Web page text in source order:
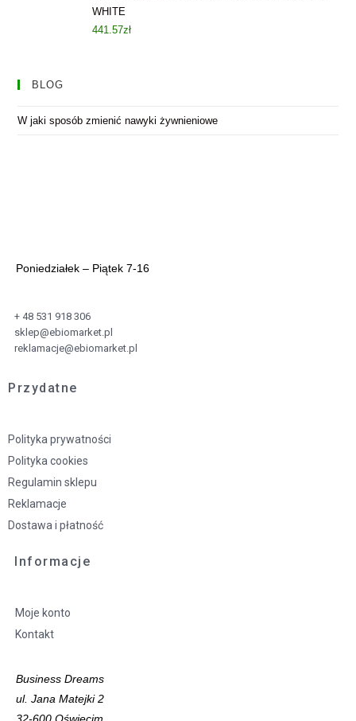
WHITE
441.57zł
BLOG
W jaki sposób zmienić nawyki żywnieniowe
Poniedziałek – Piątek 7-16
+ 48 531 918 306
sklep@ebiomarket.pl
reklamacje@ebiomarket.pl
Przydatne
Polityka prywatności
Polityka cookies
Regulamin sklepu
Reklamacje
Dostawa i płatność
Informacje
Moje konto
Kontakt
Business Dreams
ul. Jana Matejki 2